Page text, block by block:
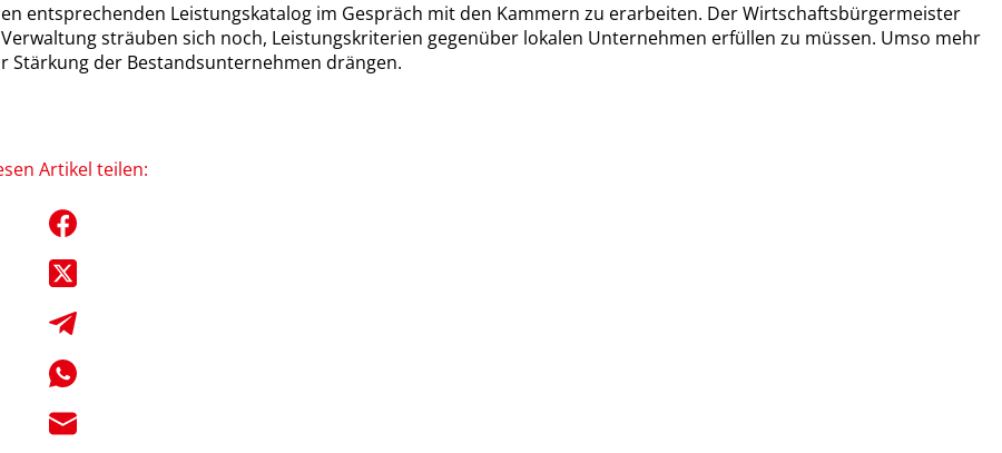
entsprechenden Leistungskatalog im Gespräch mit den Kammern zu erarbeiten. Der Wirtschaftsbürgermeister
sträuben sich noch, Leistungskriterien gegenüber lokalen Unternehmen erfüllen zu müssen. Umso mehr
Stärkung der Bestandsunternehmen drängen.
Artikel teilen: